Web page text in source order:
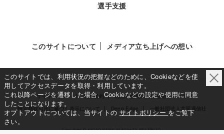
選手支援
このサイトについて メディア立ち上げへの想い
サイトポリシー 利用規約
利用者情報の外部送信について
特定商取引法に基づく表示について
Deep Edge 一般社団法人共同通信社
Copy Right © KYODO NEWS All RIGHTS RESERVED.
このサイトでは、利用状況の把握などのために、Cookieなどを使
用してアクセスデータを取得・利用しています。
これ以降ページを遷移した場合、Cookieなどの設定や使用に同意
したことになります。
オプトアウトについては、当サイトの サイトポリシー をご覧下
さい。